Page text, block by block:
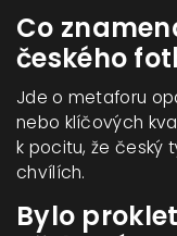
Co
českého
Jde o metaforu
nebo klíčových
k pocitu, že český
chvílích.
Bylo